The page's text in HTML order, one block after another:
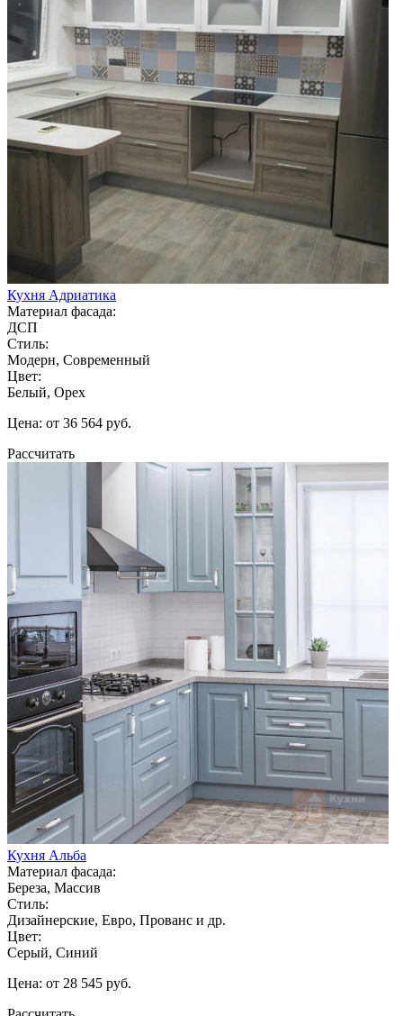
Кухня Адриатика
Материал фасада:
ДСП
Стиль:
Модерн, Современный
Цвет:
Белый, Орех
Цена: от 36 564 руб.
Рассчитать
Кухня Альба
Материал фасада:
Береза, Массив
Стиль:
Дизайнерские, Евро, Прованс и др.
Цвет:
Серый, Синий
Цена: от 28 545 руб.